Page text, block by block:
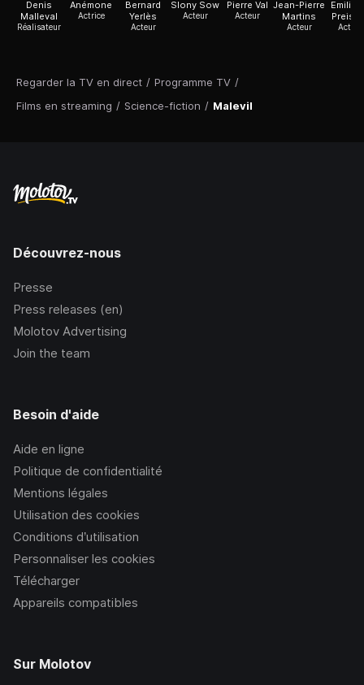
Regarder la TV en direct / Programme TV /
Films en streaming / Science-fiction / Malevil
Denis
Malleval
Réalisateur
Anémone
Actrice
Bernard
Yerlès
Acteur
Slony Sow
Acteur
Pierre Val
Acteur
Jean-Pierre
Martins
Acteur
Emilie
Actrice
Découvrez-nous
Presse
Press releases (en)
Molotov Advertising
Join the team
Besoin d'aide
Aide en ligne
Politique de confidentialité
Mentions légales
Utilisation des cookies
Conditions d’utilisation
Personnaliser les cookies
Télécharger
Appareils compatibles
Sur Molotov